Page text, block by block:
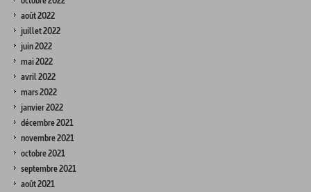
août 2022
juillet 2022
juin 2022
mai 2022
avril 2022
mars 2022
janvier 2022
décembre 2021
novembre 2021
octobre 2021
septembre 2021
août 2021